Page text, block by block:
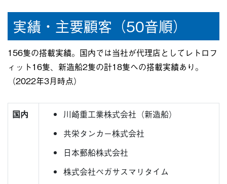
実績・主要顧客（50音順）
156隻の搭載実績。国内では当社が代理店としてレトロフ
ィット16隻、新造船2隻の計18隻への搭載実績あり。
（2022年3月時点）
国内
川崎重工業株式会社（新造船）
共栄タンカー株式会社
日本郵船株式会社
株式会社ペガサスマリタイム